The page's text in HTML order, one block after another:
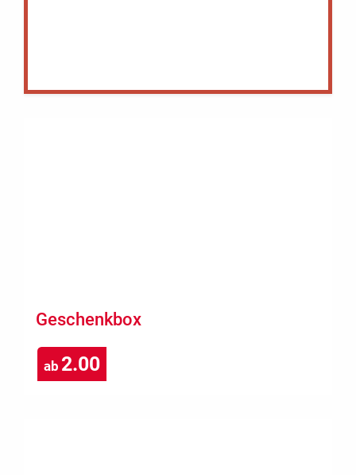
Geschenkbox
ab 2.00